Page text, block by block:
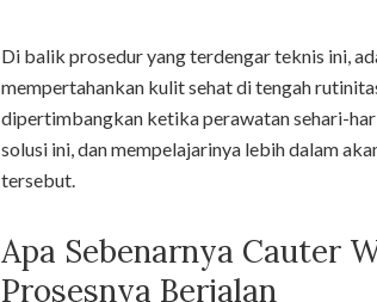
Di balik prosedur yang terdengar teknis ini,
mempertahankan kulit sehat di tengah
dipertimbangkan ketika perawatan sehari-
solusi ini, dan mempelajarinya lebih dalam
tersebut.
Apa Sebenarnya Cauter
Prosesnya Berjalan